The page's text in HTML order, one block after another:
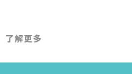
了解更多